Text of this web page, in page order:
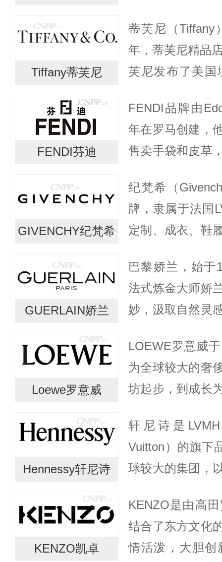
衣、男装成衣、
肤、彩妆...
Tiffany蒂芙尼
蒂芙尼（Tiffany
年，蒂芙尼精品
芙尼发布了美国
尼计时器；1868
FENDI芬迪
FENDI品牌由
年在罗马创建，
售卖手袋和皮草
的FENDI五姐妹
GIVENCHY纪梵希
纪梵希（
牌，隶属于法国
定制、成衣、鞋
Givench...
GUERLAIN娇兰
巴黎娇兰，始于
法式炼金大师娇
妙，汲取自然灵
为艺术，由此班
肤、...
Loewe罗意威
LOEWE罗意威
为全球较大的奢
坊起步，到成长
术。位于马德里
我们...
Hennessy轩尼诗
轩尼诗是LVMH
Vuitton）的旗下
球较大的集团，
立于1765年。轩
KENZO凯卓
KENZO是由高
结合了东方文化
情活泼，大胆创